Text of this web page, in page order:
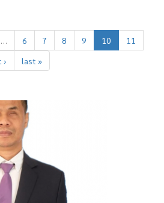
… 6 7 8 9 10
11
› last »